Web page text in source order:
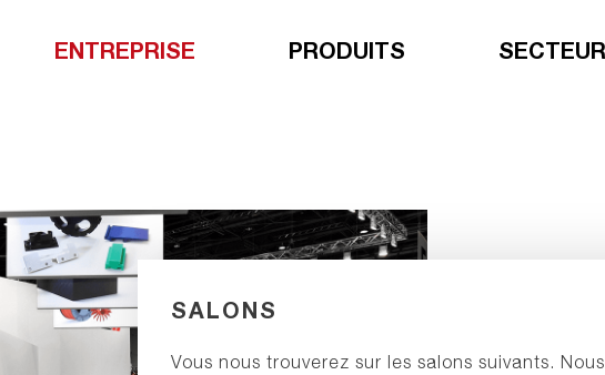
ENTREPRISE PRODUITS
SALONS
Vous nous trouverez sur les salons suivants.